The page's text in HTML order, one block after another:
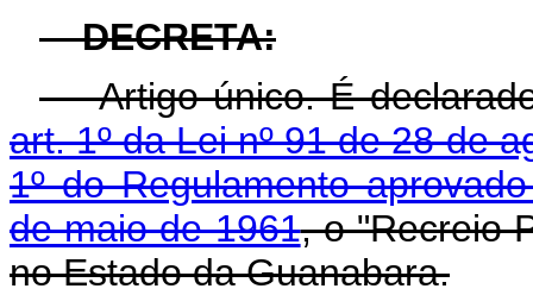
DECRETA:
Artigo único. É declarado
art. 1º da Lei nº 91 de 28 de
1º do Regulamento
de maio de 1961, o "Recreio
no Estado da Guanabara.